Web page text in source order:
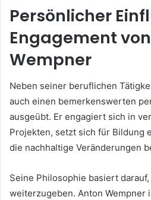
Persönlicher
Engagement
Wempner
Neben seiner beruflichen
auch einen bemerkenswerten
ausgeübt. Er engagiert sich in
Projekten, setzt sich für Bildung
die nachhaltige Veränderungen
Seine Philosophie basiert
weiterzugeben. Anton Wempner